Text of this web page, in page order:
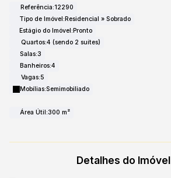
ou fiador.
Referência:12290
Tipo de Imóvel:Residencial » Sobrado
Estágio do Imóvel:Pronto
Quartos:4 (sendo 2 suítes)
Salas:3
Banheiros:4
Vagas:5
Mobílias:Semimobiliado
Área Útil:300 m²
Detalhes do Imóvel